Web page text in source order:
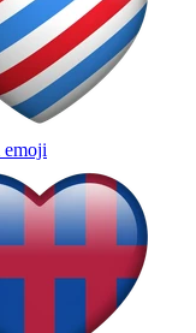
emoji